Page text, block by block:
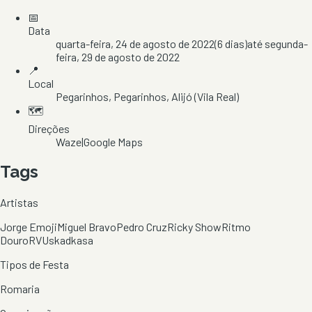
📅
Data
quarta-feira, 24 de agosto de 2022(6 dias)até segunda-
feira, 29 de agosto de 2022
📍
Local
Pegarinhos, Pegarinhos, Alijó(Vila Real)
🗺️
Direções
Waze|Google Maps
Tags
Artistas
Jorge EmojiMiguel BravoPedro CruzRicky ShowRitmo
DouroRVUskadkasa
Tipos de Festa
Romaria